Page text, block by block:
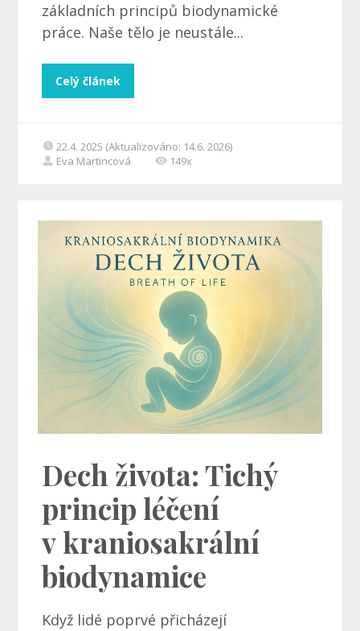
základních principů biodynamické
práce. Naše tělo je neustále...
Celý článek
22.4. 2025 (Aktualizováno: 14.6. 2026)
Eva Martincová
149x
Dech života: Tichý
princip léčení
v kraniosakrální
biodynamice
Když lidé poprvé přicházejí